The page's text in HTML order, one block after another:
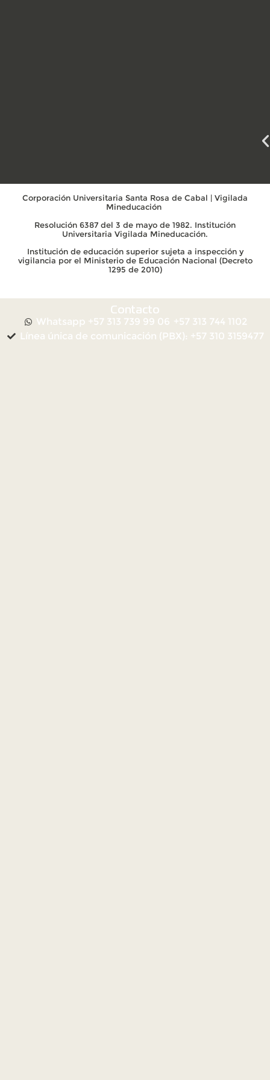
Corporación Universitaria Santa Rosa de Cabal | Vigilada
Mineducación
Resolución 6387 del 3 de mayo de 1982. Institución
Universitaria Vigilada Mineducación.
Institución de educación superior sujeta a inspección y
vigilancia por el Ministerio de Educación Nacional (Decreto
1295 de 2010)
Contacto
Whatsapp +57 313 739 99 06 +57 313 744 1102
Línea única de comunicación (PBX): +57 310 3159477